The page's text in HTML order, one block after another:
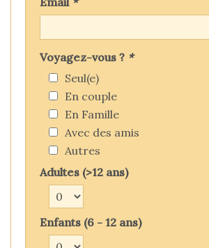
Voyagez-vous ? *
Seul(e)
En couple
En Famille
Avec des amis
Autres
Adultes (>12 ans)
Enfants (6 - 12 ans)